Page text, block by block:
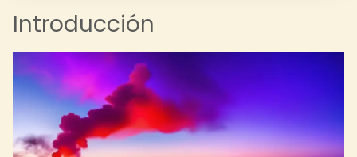
Introducción